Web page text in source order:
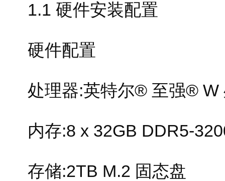
1.1 硬件安装配置
硬件配置
处理器:英特尔® 至强® W
内存:8 x 32GB DDR5-
存储:2TB M.2 固态盘